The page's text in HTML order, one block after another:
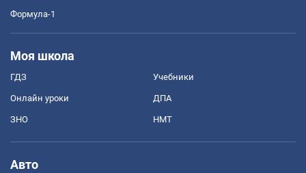
Формула-1
Моя школа
ГДЗ Учебники
Онлайн уроки ДПА
ЗНО НМТ
Авто